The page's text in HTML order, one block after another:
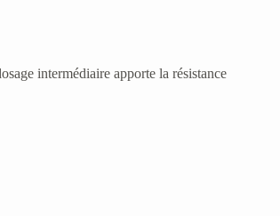
intermédiaire apporte la résistance